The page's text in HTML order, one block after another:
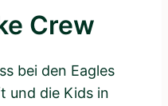
Crew
bei den Eagles
und die Kids in